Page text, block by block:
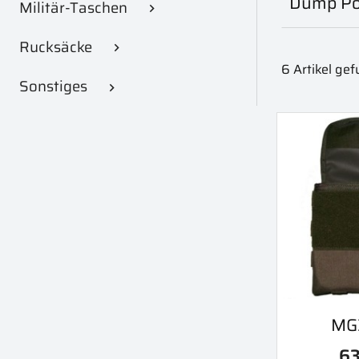
Militär-Taschen 
Rucksäcke 
Sonstiges 
6 Artikel
